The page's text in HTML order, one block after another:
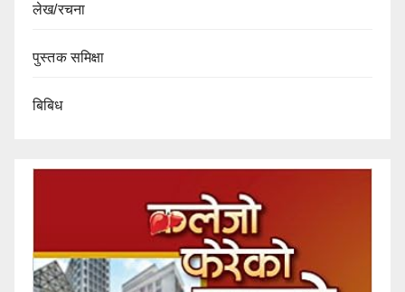
लेख/रचना
पुस्तक समिक्षा
बिबिध